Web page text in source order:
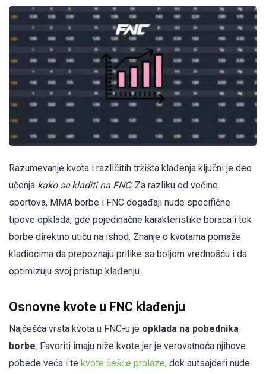
Razumevanje kvota i različitih tržišta klađenja ključni je deo
učenja kako se kladiti na FNC. Za razliku od većine
sportova, MMA borbe i FNC događaji nude specifične
tipove opklada, gde pojedinačne karakteristike boraca i tok
borbe direktno utiču na ishod. Znanje o kvotama pomaže
kladiocima da prepoznaju prilike sa boljom vrednošću i da
optimizuju svoj pristup klađenju.
Osnovne kvote u FNC klađenju
Najčešća vrsta kvota u FNC-u je opklada na pobednika
borbe. Favoriti imaju niže kvote jer je verovatnoća njihove
pobede veća i te kvote češće prolaze, dok autsajderi nude